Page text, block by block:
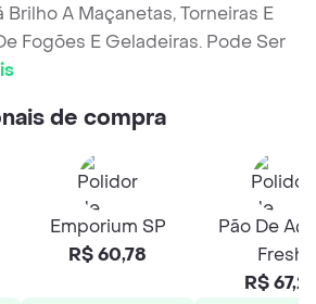
Brilho A Maçanetas, Torneiras E
Fogões E Geladeiras. Pode Ser
de compra
Emporium SP
R$ 60,78
Pão De
Fresh
R$